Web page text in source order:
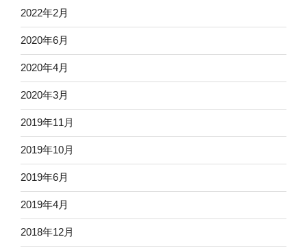
2022年2月
2020年6月
2020年4月
2020年3月
2019年11月
2019年10月
2019年6月
2019年4月
2018年12月